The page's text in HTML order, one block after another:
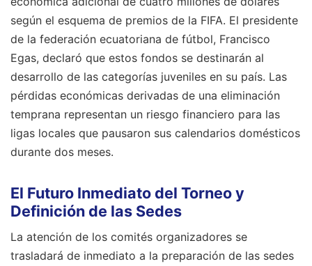
según el esquema de premios de la FIFA. El presidente
de la federación ecuatoriana de fútbol, Francisco
Egas, declaró que estos fondos se destinarán al
desarrollo de las categorías juveniles en su país. Las
pérdidas económicas derivadas de una eliminación
temprana representan un riesgo financiero para las
ligas locales que pausaron sus calendarios domésticos
durante dos meses.
El Futuro Inmediato del Torneo y
Definición de las Sedes
La atención de los comités organizadores se
trasladará de inmediato a la preparación de las sedes